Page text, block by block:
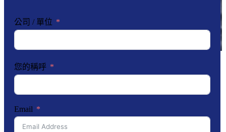
公司 / 單位
您的稱呼
Email